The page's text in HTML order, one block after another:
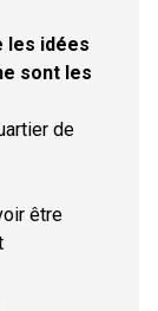
les idées
sont les
de
être